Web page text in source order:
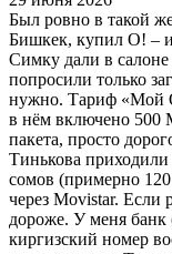
Был ровно в такой
Бишкек, купил О! –
Симку дали в
попросили только
нужно. Тариф «Мой
в нём включено 500
пакета, просто
Тинькова
сомов (примерно
через Movistar. Если
дороже. У меня банк
киргизский номер